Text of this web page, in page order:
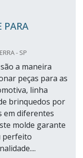
PARA
- SP
a maneira
peças para as
linha
brinquedos por
em diferentes
molde garante
perfeito